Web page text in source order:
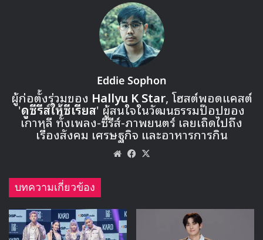
🎙GYUBIN ปลื้มเมืองไทยขนาดไหน? ถึงกลับมาถ่าย
MV เพลงใหม่ LIKE U 100 ที่กรุงเทพ
▶ คลิกดูสัมภาษณ์พิเศษ
Pristinเป็นวงแรกที่ออกมารับรางวัลและพูดขอบคุณ ซึ่ง อิมนา
ยอง ลีดเดอร์ของวงได้หยิบรางวัลที่อยู่บนสุดไปตามลำดับ
Eddie Sophon
ผู้ก่อตั้งร่วมของ Hallyu K Star, โฮสต์พอดแคสต์
'ดูซีรีส์ให้ซีเรียส' ผู้สนใจในวัฒนธรรมป๊อปของ
เกาหลี ทั้งเพลง-ซีรีส์-ภาพยนตร์ เลยเถิดไปถึง
เรื่องสังคม เศรษฐกิจ และอาหารการกิน
WebsiteFacebook
บทความเกี่ยวข้อง